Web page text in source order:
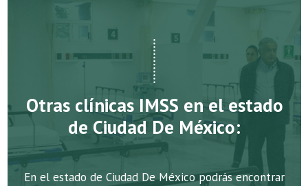
Otras clínicas IMSS en el estado
de Ciudad De México:
En el estado de Ciudad De México podrás encontrar